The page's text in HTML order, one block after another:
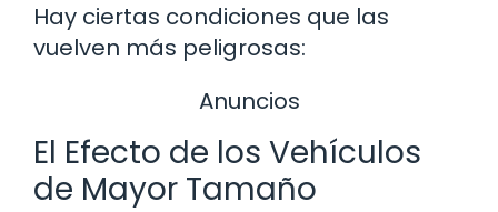
Hay ciertas condiciones que las
vuelven más peligrosas:
Anuncios
El Efecto de los Vehículos
de Mayor Tamaño